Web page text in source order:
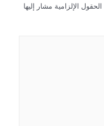
الحقول الإلزامية مشار إليها